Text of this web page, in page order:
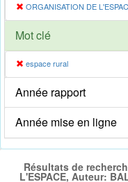
ORGANISATION DE
Mot clé
espace rural
Année rapport
Année mise en ligne
Résultats de
L'ESPACE, Auteur: